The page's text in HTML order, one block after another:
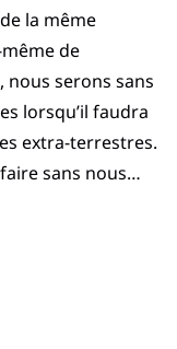
la même
de
serons sans
lorsqu’il faudra
extra-terrestres.
sans nous…